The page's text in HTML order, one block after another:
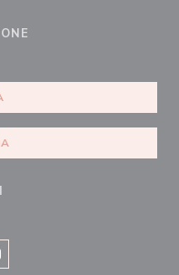
((apre una nuova
((apre una nuova